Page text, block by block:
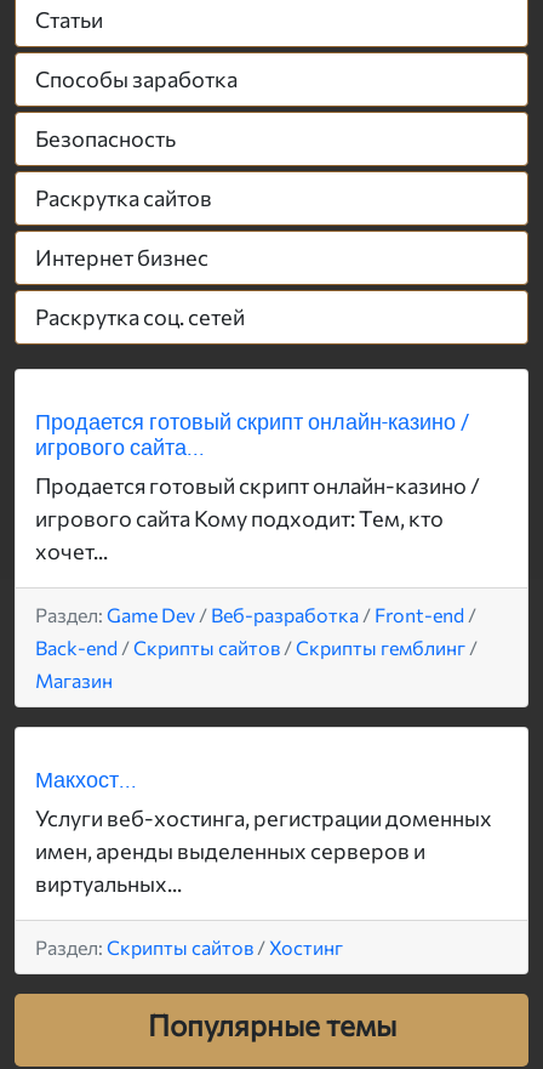
Статьи
Способы заработка
Безопасность
Раскрутка сайтов
Интернет бизнес
Раскрутка соц. сетей
Продается готовый скрипт онлайн-казино /
игрового сайта...
Продается готовый скрипт онлайн-казино /
игрового сайта Кому подходит: Тем, кто
хочет...
Раздел: Game Dev / Веб-разработка / Front-end /
Back-end /Скрипты сайтов /Скрипты гемблинг /
Магазин
Макхост...
Услуги веб-хостинга, регистрации доменных
имен, аренды выделенных серверов и
виртуальных...
Раздел: Скрипты сайтов /Хостинг
Популярные темы